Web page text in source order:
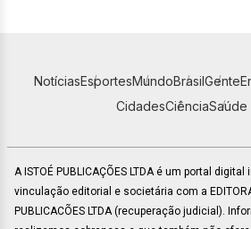
NotíciasEsportesMundoBrasilGente
CidadesCiênciaSaúde
A ISTOÉ PUBLICAÇÕES LTDA é um portal
vinculação editorial e societária com a EDITORA
PUBLICACÕES LTDA (recuperação judicial).